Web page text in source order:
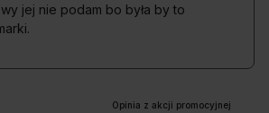
bębna?
możliwe jest zatrzymanie
jej nie podam bo była by to